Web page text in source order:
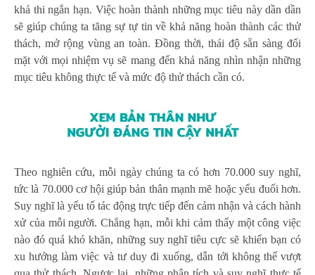
khả thi ngắn hạn. Việc hoàn thành những mục tiêu này dần dần
sẽ giúp chúng ta tăng sự tự tin về khả năng hoàn thành các thử
thách, mở rộng vùng an toàn. Đồng thời, thái độ sẵn sàng đối
mặt với mọi nhiệm vụ sẽ mang đến khả năng nhìn nhận những
mục tiêu không thực tế và mức độ thử thách cần có.
Theo nghiên cứu, mỗi ngày chúng ta có hơn 70.000 suy nghĩ,
tức là 70.000 cơ hội giúp bản thân mạnh mẽ hoặc yếu đuối hơn.
Suy nghĩ là yếu tố tác động trực tiếp đến cảm nhận và cách hành
xử của mỗi người. Chẳng hạn, mỗi khi cảm thấy một công việc
nào đó quá khó khăn, những suy nghĩ tiêu cực sẽ khiến bạn có
xu hướng làm việc và tư duy đi xuống, dẫn tới không thể vượt